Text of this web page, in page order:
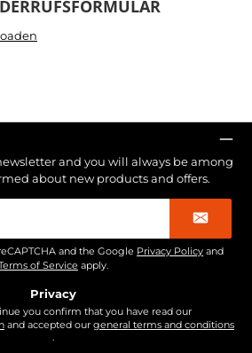
and you will always be among
about new products and offers.
and the Google Privacy Policy and
of Service apply.
Privacy
By selecting continue you confirm that you have read our
and accepted our general terms and conditions
.